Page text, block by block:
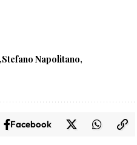
Stefano Napolitano
Facebook